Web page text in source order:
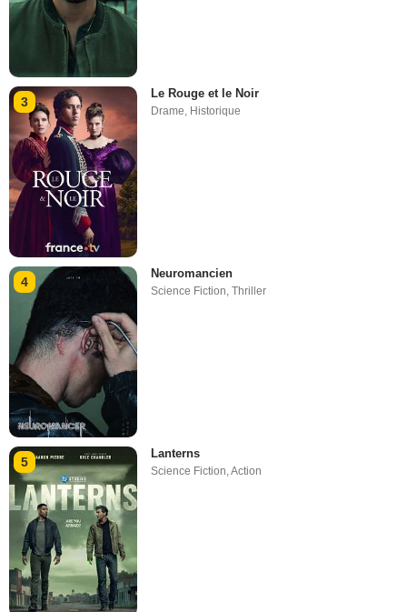
3
Le Rouge et le Noir
Drame Historique
4
Neuromancien
Science Fiction,Thriller
5
Lanterns
Science Fiction,Action